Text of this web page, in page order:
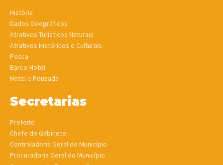
História
Dados Geográficos
Atrativos Turísticos Naturais
Atrativos Históricos e Culturais
Pesca
Barco-Hotel
Hotel e Pousada
Secretarias
Prefeito
Chefe de Gabinete
Controladoria Geral do Município
Procuradoria Geral do Município